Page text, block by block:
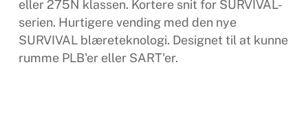
eller 275N klassen. Kortere snit for SURVIVAL-
serien. Hurtigere vending med den nye
SURVIVAL blæreteknologi. Designet til at kunne
rumme PLB'er eller SART'er.